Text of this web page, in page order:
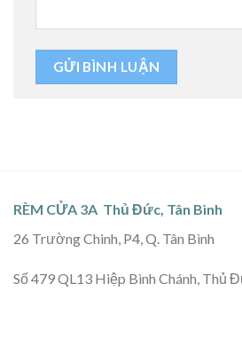
RÈM CỬA 3A Thủ Đức, Tân Bình
26 Trường Chinh, P4, Q. Tân Bình
Số 479 QL13 Hiệp Bình Chánh, Thủ